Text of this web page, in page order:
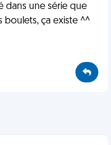
dans une série que
boulets, ça existe ^^